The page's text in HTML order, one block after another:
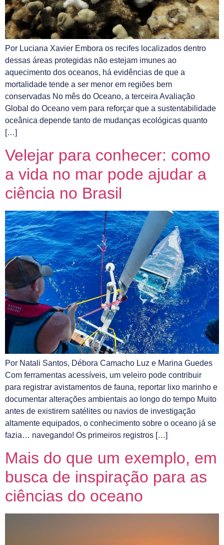
Por Luciana Xavier Embora os recifes localizados dentro
dessas áreas protegidas não estejam imunes ao
aquecimento dos oceanos, há evidências de que a
mortalidade tende a ser menor em regiões bem
conservadas No mês do Oceano, a terceira Avaliação
Global do Oceano vem para reforçar que a sustentabilidade
oceânica depende tanto de mudanças ecológicas quanto
[…]
Velejar para conhecer: como
a vida no mar pode ajudar a
ciência no Brasil
Por Natali Santos, Débora Camacho Luz e Marina Guedes
Com ferramentas acessíveis, um veleiro pode contribuir
para registrar avistamentos de fauna, reportar lixo marinho e
documentar alterações ambientais ao longo do tempo Muito
antes de existirem satélites ou navios de investigação
altamente equipados, o conhecimento sobre o oceano já se
fazia… navegando! Os primeiros registros […]
Mais do que um exemplo, em
busca de inspiração para as
ciências do oceano